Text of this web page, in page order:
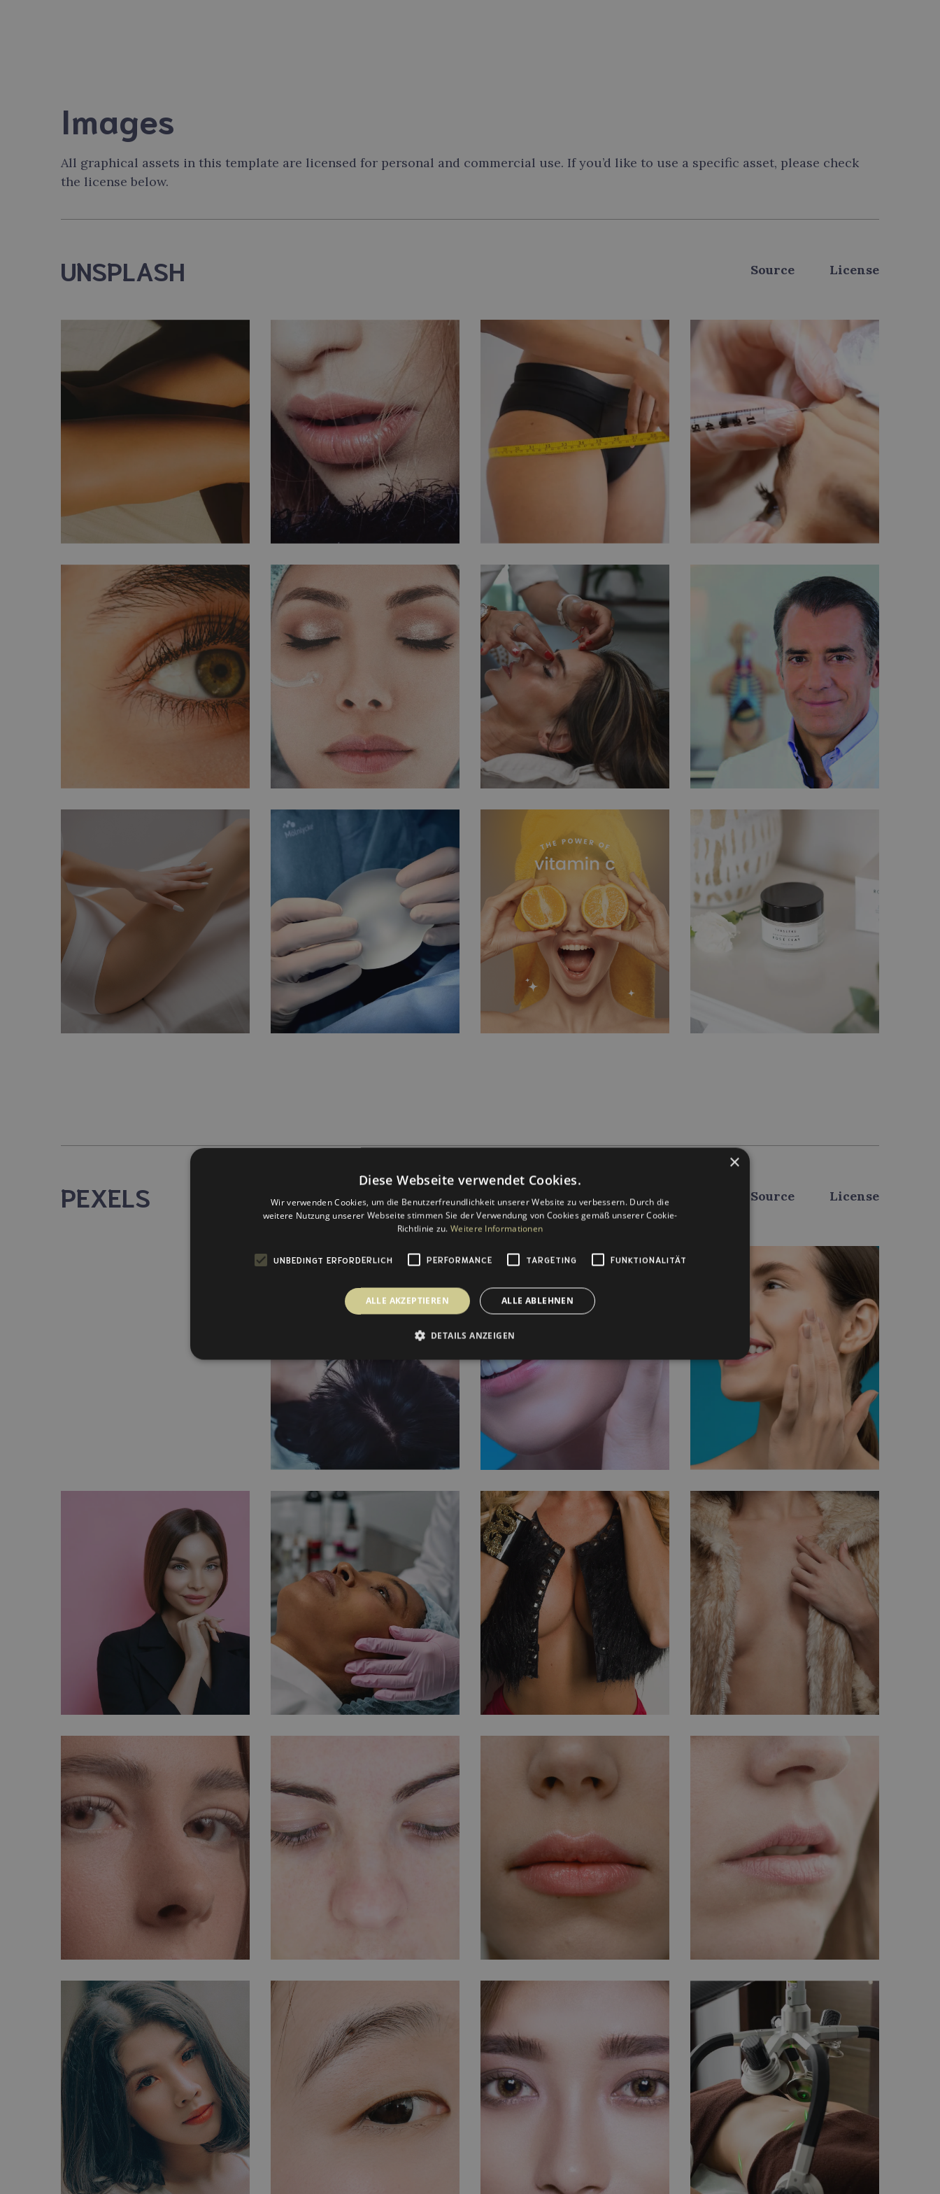
Images
All graphical assets in this template are licensed for personal and commercial use. If you’d like to use a specific asset, please check
the license below.
UNSPLASH Source License
PEXELS Source License
×
Diese Webseite verwendet Cookies.
Wir verwenden Cookies, um die Benutzerfreundlichkeit unserer Website zu verbessern. Durch die
weitere Nutzung unserer Webseite stimmen Sie der Verwendung von Cookies gemäß unserer Cookie-
Richtlinie zu.Weitere Informationen
UNBEDINGT ERFORDERLICH PERFORMANCE TARGETING FUNKTIONALITÄT
ALLE AKZEPTIEREN ALLE ABLEHNEN
DETAILS ANZEIGEN